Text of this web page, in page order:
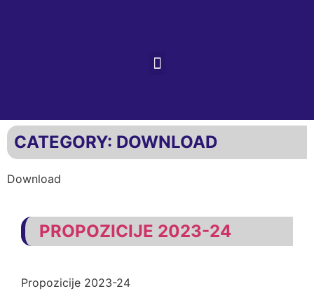
CATEGORY: DOWNLOAD
Download
PROPOZICIJE 2023-24
Propozicije 2023-24